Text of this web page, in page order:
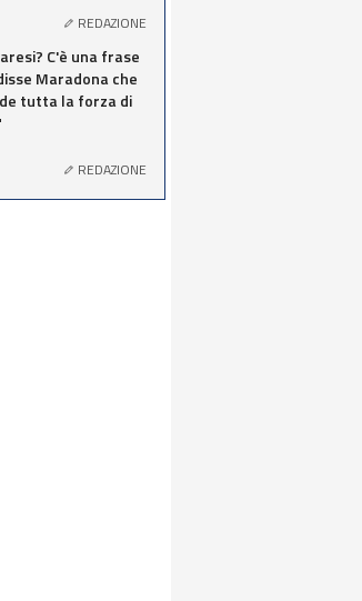
REDAZIONE
C'è una frase
Maradona che
tutta la forza di
REDAZIONE